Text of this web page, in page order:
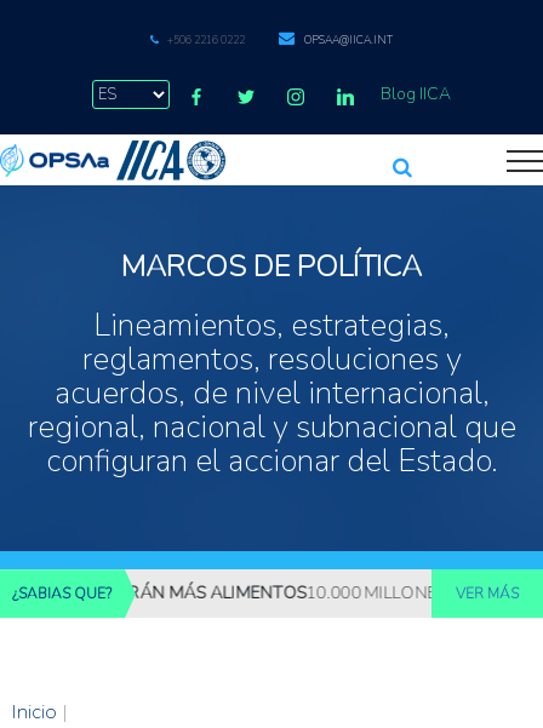
+506 2216 0222 OPSAA@IICA.INT
Blog IICA
MARCOS DE POLÍTICA
Lineamientos, estrategias,
reglamentos, resoluciones y
acuerdos, de nivel internacional,
regional, nacional y subnacional que
configuran el accionar del Estado.
¿SABIAS QUE?
REQUERIRÁN MÁS ALIMENTOS10.000 MILLONES DE PERSONAS
VER MÁS
Inicio |